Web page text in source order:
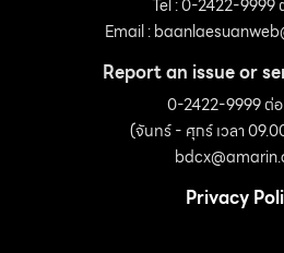
Tel : 0-2422-9999
Email :
Report an issue or
0-2422-9999 ต่
(จันทร์ - ศุกร์ เวลา
Privacy